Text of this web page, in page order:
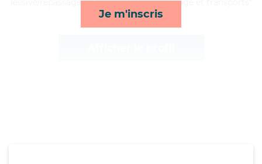
Je m'inscris
lessive/repassage, toilette/habillage, ménage et transports*